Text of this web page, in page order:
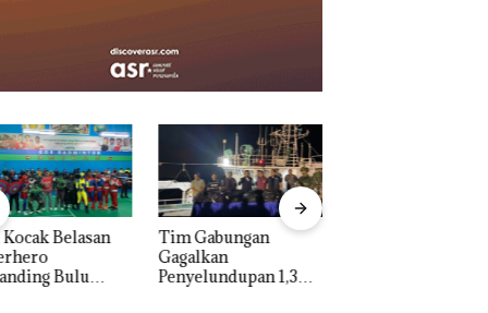
Belasan
Bulu
Tim Gabungan
Gagalkan
Penyelundupan 1,3